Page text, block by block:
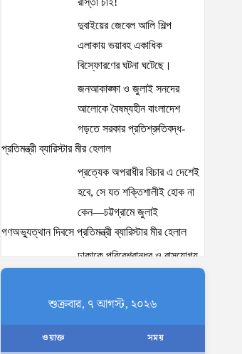
দুবাইয়ের জেবেল আলি শিল্প
এলাকায় ভয়াবহ একাধিক
বিস্ফোরণের ঘটনা ঘটেছে।
জনআকাঙ্ক্ষা ও জুলাই সনদের
আলোকে বৈষম্যহীন বাংলাদেশ
গড়তে সরকার প্রতিশ্রুতিবদ্ধ-
প্রতিমন্ত্রী ব্যারিস্টার মীর হেলাল
প্রত্যেক অপরাধীর বিচার এ দেশেই
হবে, সে যত শক্তিশালীই হোক না
কেন—চট্টগ্রামে জুলাই
গণঅভ্যুত্থান দিবসে প্রতিমন্ত্রী ব্যারিস্টার মীর হেলাল
ঢাকাকে পরিবেশবান্ধব ও বাসযোগ্য
নাগরিকদের দায়িত্বশীল ভূমিকা
শুক্রবার, ৭ আগস্ট, ২০২৬
ওয়াক্ত সময়